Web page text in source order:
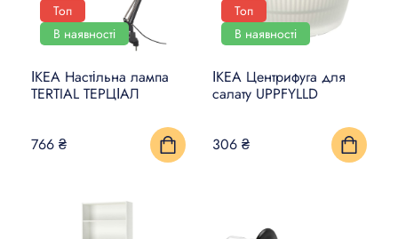
Топ
В наявності
ІКЕА Настільна лампа
TERTIAL ТЕРЦІАЛ
766 ₴
Топ
В наявності
ІКЕА Центрифуга для
салату UPPFYLLD
306 ₴